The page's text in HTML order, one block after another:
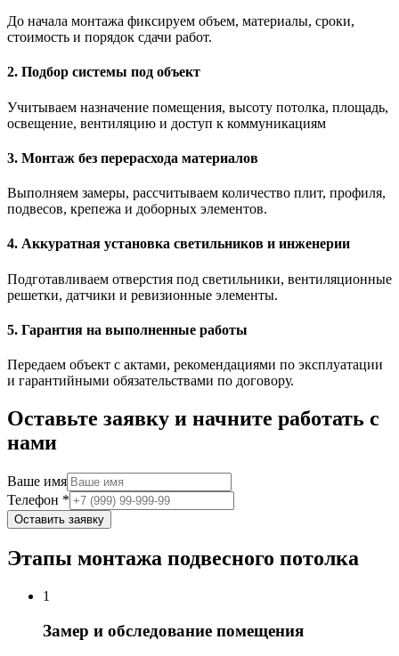
До начала монтажа фиксируем объем, материалы, сроки,
стоимость и порядок сдачи работ.
2. Подбор системы под объект
Учитываем назначение помещения, высоту потолка, площадь,
освещение, вентиляцию и доступ к коммуникациям
3. Монтаж без перерасхода материалов
Выполняем замеры, рассчитываем количество плит, профиля,
подвесов, крепежа и доборных элементов.
4. Аккуратная установка светильников и инженерии
Подготавливаем отверстия под светильники, вентиляционные
решетки, датчики и ревизионные элементы.
5. Гарантия на выполненные работы
Передаем объект с актами, рекомендациями по эксплуатации
и гарантийными обязательствами по договору.
Оставьте заявку и начните работать с
нами
Ваше имя
Телефон *
Оставить заявку
Этапы монтажа подвесного потолка
1
Замер и обследование помещения